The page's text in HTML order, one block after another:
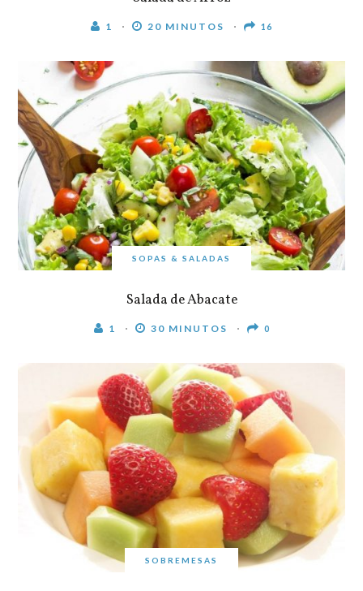
1 20 MINUTOS 16
SOPAS & SALADAS
Salada de Abacate
1 30 MINUTOS 0
SOBREMESAS